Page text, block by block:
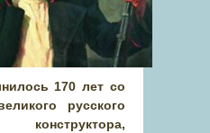
170 лет со
русского